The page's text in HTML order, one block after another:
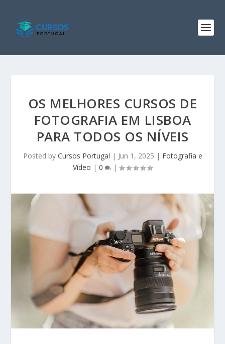
OS MELHORES CURSOS DE
FOTOGRAFIA EM LISBOA
PARA TODOS OS NÍVEIS
Posted by Cursos Portugal | Jun 1, 2025 | Fotografia e
Vídeo | 0 |